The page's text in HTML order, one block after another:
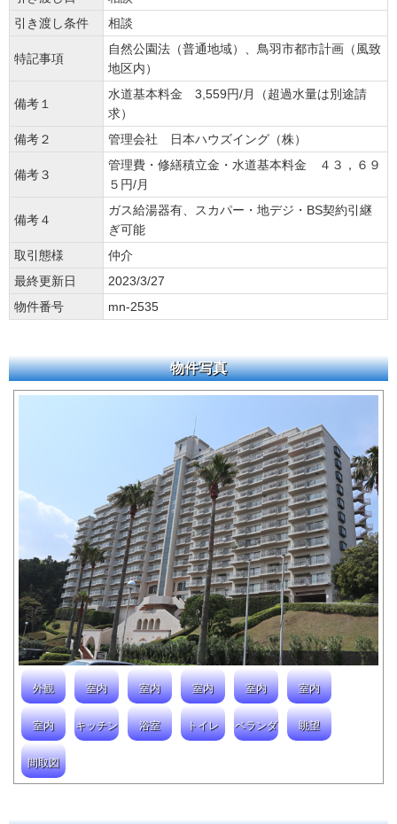
引き渡し条件
相談
特記事項
自然公園法（普通地域）、鳥羽市都市計画（風致
地区内）
備考１
水道基本料金 3,559円/月（超過水量は別途請
求）
備考２
管理会社 日本ハウズイング（株）
備考３
管理費・修繕積立金・水道基本料金 ４３，６９
５円/月
備考４
ガス給湯器有、スカパー・地デジ・BS契約引継
ぎ可能
取引態様
仲介
最終更新日
2023/3/27
物件番号
mn-2535
物件写真
外観 室内 室内 室内 室内 室内
室内 キッチン 浴室 トイレ ベランダ 眺望
間取図